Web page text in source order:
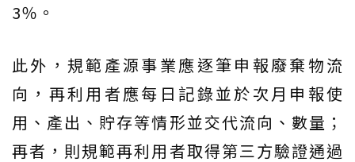
3％。
此外，規範產源事業應逐筆申報廢棄物流
向，再利用者應每日記錄並於次月申報使
用、產出、貯存等情形並交代流向、數量；
再者，則規範再利用者取得第三方驗證通過